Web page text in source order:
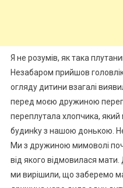
Я не розумів, як така
Незабаром прийшов
огляду дитини взагалі
перед моєю дружиною
переплутала хлопчика,
будинkу з нашою донькою.
Ми з дружиною мимоволі
від якого відмовилася
ми вирішили, що заберемо